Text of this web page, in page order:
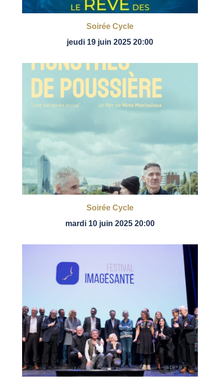
Soirée Cycle
jeudi 19 juin 2025 20:00
Soirée Cycle
mardi 10 juin 2025 20:00